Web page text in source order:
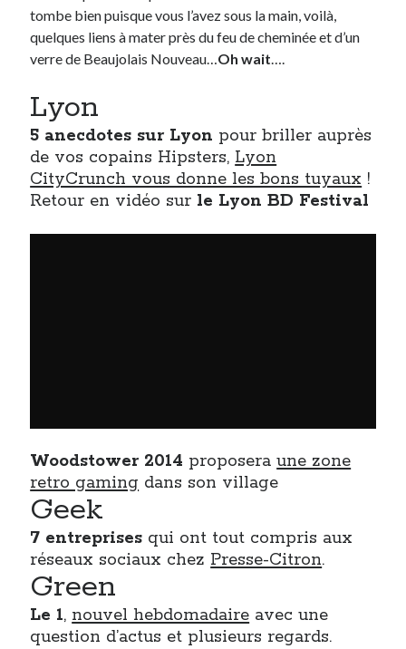
Derniers Commentaires
JF
dansC’était pas mieux avant… à Lyon
littlecelt
AnthonydansComment j’ai opéré ma vélorution toute personnelle
Renaud Ducher dansComment j’ai opéré ma vélorution toute
personnelle
On parle de quoi ?
A Lyon
Bon plan du dimanche
Geek
Green
Humeur
tombe bien puisque vous l’avez sous la main, voilà,
quelques liens à mater près du feu de cheminée et d’un
verre de Beaujolais Nouveau…Oh wait….
Lyon
5 anecdotes sur Lyon pour briller auprès
de vos copains Hipsters, Lyon
CityCrunch vous donne les bons tuyaux !
Retour en vidéo sur le Lyon BD Festival
Woodstower 2014 proposeraune zone
retro gaming dans son village
Geek
7 entreprises qui ont tout compris aux
réseaux sociaux chez Presse-Citron.
Green
Le 1, nouvel hebdomadaire avec une
question d’actus et plusieurs regards.